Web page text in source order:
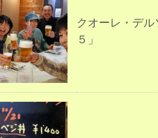
クオーレ・デ
５」